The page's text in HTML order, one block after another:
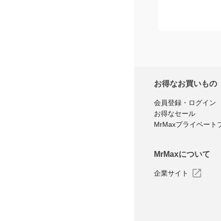
お得なお買いもの
会員登録・ログイン
お得なセール
MrMaxプライベート
MrMaxについて
企業サイト